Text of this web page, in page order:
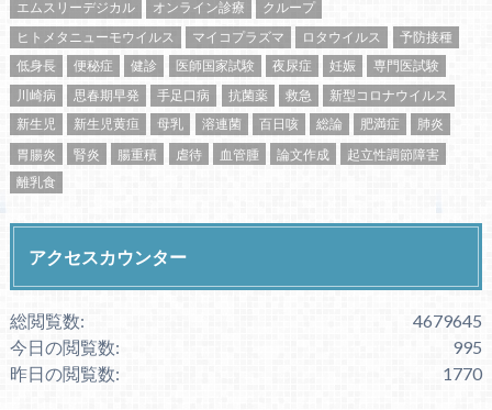
エムスリーデジカル
オンライン診療
クループ
ヒトメタニューモウイルス
マイコプラズマ ロタウイルス
予防接種
低身長
便秘症 健診 医師国家試験 夜尿症 妊娠
専門医試験
川崎病
思春期早発 手足口病 抗菌薬 救急
新型コロナウイルス
新生児
新生児黄疸 母乳 溶連菌 百日咳 総論 肥満症
肺炎
胃腸炎
腎炎 腸重積 虐待 血管腫 論文作成
起立性調節障害
離乳食
アクセスカウンター
4679645
総閲覧数:
995
今日の閲覧数:
1770
昨日の閲覧数: